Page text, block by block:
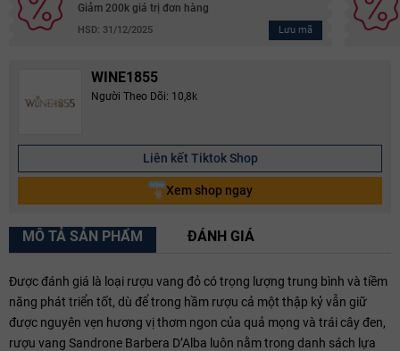
Giảm 200k giá trị đơn hàng
HSD: 31/12/2025 Lưu mã
WINE1855
Người Theo Dõi: 10,8k
Liên kết Tiktok Shop
Xem shop ngay
MÔ TẢ SẢN PHẨM ĐÁNH GIÁ
Được đánh giá là loại rượu vang đỏ có trọng lượng trung bình và tiềm
năng phát triển tốt, dù để trong hầm rượu cả một thập kỷ vẫn giữ
được nguyên vẹn hương vị thơm ngon của quả mọng và trái cây đen,
rượu vang Sandrone Barbera D’Alba luôn nằm trong danh sách lựa